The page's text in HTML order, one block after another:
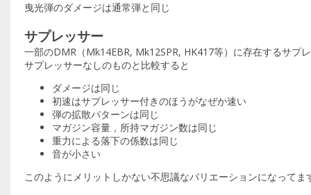
曳光弾のダメージは通常弾と同じ
サプレッサー
一部のDMR（Mk14EBR, Mk12SPR, HK417等）に存在するサプ
サプレッサーなしのものと比較すると
ダメージは同じ
初速はサプレッサー付きのほうがなぜか速い
弾の拡散パターンは同じ
マガジン容量，所持マガジン数は同じ
重力による落下の係数は同じ
音が小さい
このようにメリットしかない不思議なバリエーションになってま